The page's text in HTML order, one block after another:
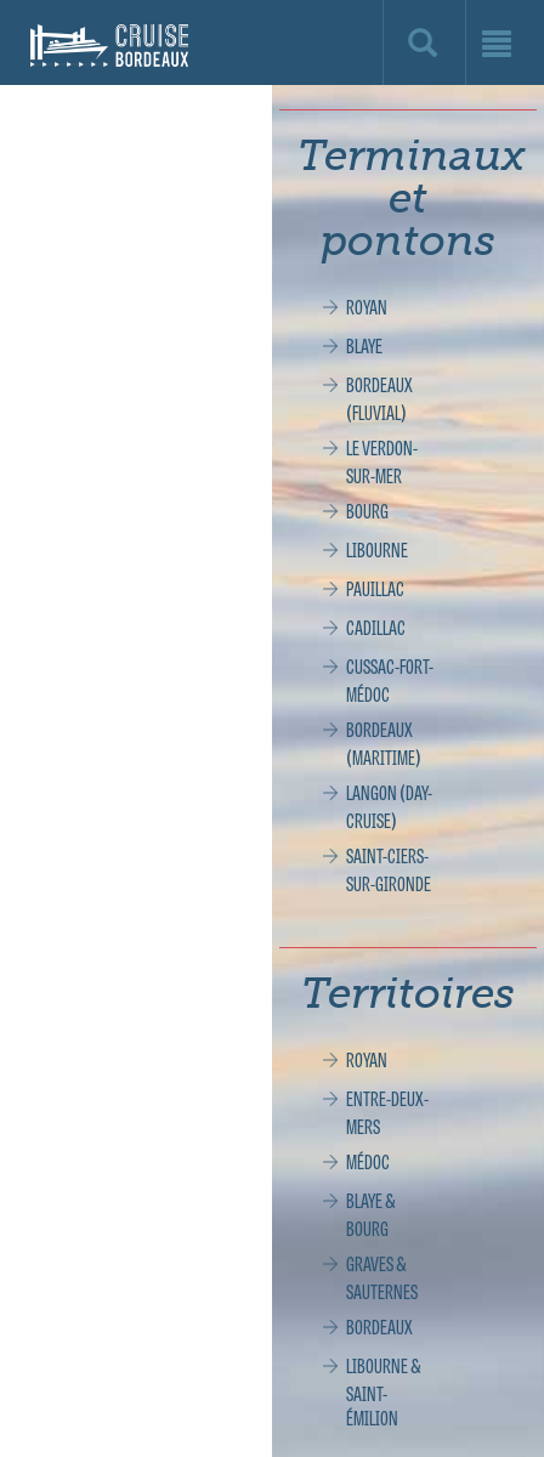
Cruise
Bordeaux,
Terminaux
et
pontons
ROYAN
BLAYE
BORDEAUX
(FLUVIAL)
LE VERDON-
SUR-MER
BOURG
LIBOURNE
PAUILLAC
CADILLAC
CUSSAC-FORT-
MÉDOC
BORDEAUX
(MARITIME)
LANGON (DAY-
CRUISE)
SAINT-CIERS-
SUR-GIRONDE
Territoires
ROYAN
ENTRE-DEUX-
MERS
MÉDOC
BLAYE &
BOURG
GRAVES &
SAUTERNES
BORDEAUX
LIBOURNE &
SAINT-
ÉMILION